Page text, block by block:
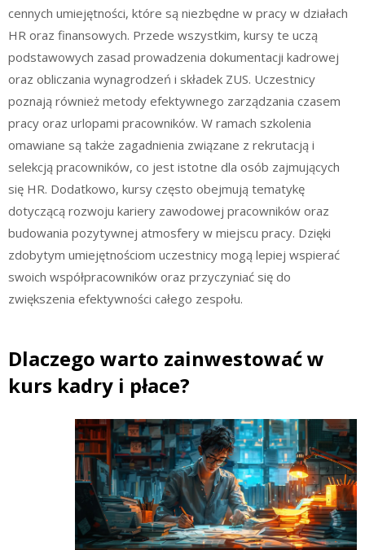
cennych umiejętności, które są niezbędne w pracy w działach
HR oraz finansowych. Przede wszystkim, kursy te uczą
podstawowych zasad prowadzenia dokumentacji kadrowej
oraz obliczania wynagrodzeń i składek ZUS. Uczestnicy
poznają również metody efektywnego zarządzania czasem
pracy oraz urlopami pracowników. W ramach szkolenia
omawiane są także zagadnienia związane z rekrutacją i
selekcją pracowników, co jest istotne dla osób zajmujących
się HR. Dodatkowo, kursy często obejmują tematykę
dotyczącą rozwoju kariery zawodowej pracowników oraz
budowania pozytywnej atmosfery w miejscu pracy. Dzięki
zdobytym umiejętnościom uczestnicy mogą lepiej wspierać
swoich współpracowników oraz przyczyniać się do
zwiększenia efektywności całego zespołu.
Dlaczego warto zainwestować w
kurs kadry i płace?